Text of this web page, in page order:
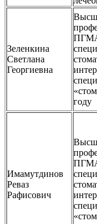
Зеленкина
Светлана
Георгиевна
году
Имамутдинов
Реваз
Рафисович